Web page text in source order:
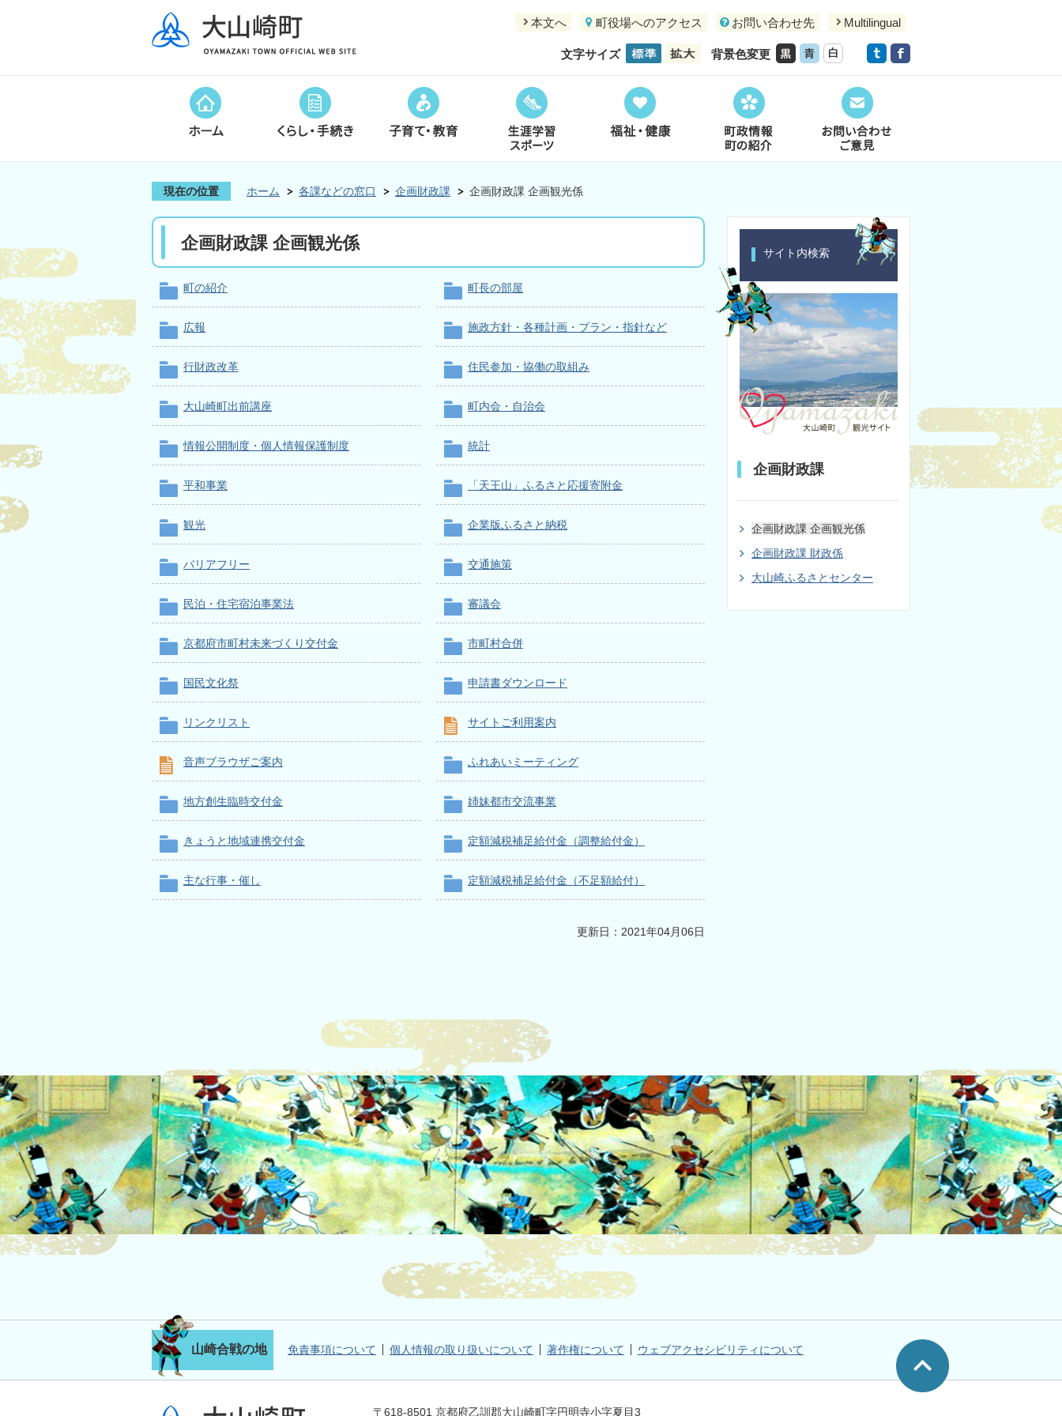
本文へ 町役場へのアクセス お問い合わせ先 Multilingual
文字サイズ 背景色変更
現在の位置 ホーム 各課などの窓口 企画財政課 企画財政課 企画観光係
企画財政課 企画観光係
町の紹介 町長の部屋
広報 施政方針・各種計画・プラン・指針など
行財政改革 住民参加・協働の取組み
大山崎町出前講座 町内会・自治会
情報公開制度・個人情報保護制度 統計
平和事業 「天王山」ふるさと応援寄附金
観光 企業版ふるさと納税
バリアフリー 交通施策
民泊・住宅宿泊事業法 審議会
京都府市町村未来づくり交付金 市町村合併
国民文化祭 申請書ダウンロード
リンクリスト サイトご利用案内
音声ブラウザご案内 ふれあいミーティング
地方創生臨時交付金 姉妹都市交流事業
きょうと地域連携交付金 定額減税補足給付金（調整給付金）
主な行事・催し 定額減税補足給付金（不足額給付）
更新日：2021年04月06日
サイト内検索
企画財政課
企画財政課 企画観光係
企画財政課 財政係
大山崎ふるさとセンター
山崎合戦の地 免責事項について 個人情報の取り扱いについて 著作権について ウェブアクセシビリティについて
〒618-8501 京都府乙訓郡大山崎町字円明寺小字夏目3